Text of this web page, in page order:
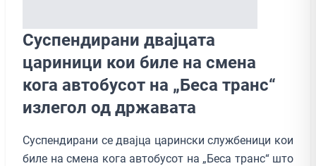
Суспендирани двајцата
цариници кои биле на смена
кога автобусот на „Беса транс“
излегол од државата
Суспендирани се двајца царински службеници кои
биле на смена кога автобусот на „Беса транс“ што